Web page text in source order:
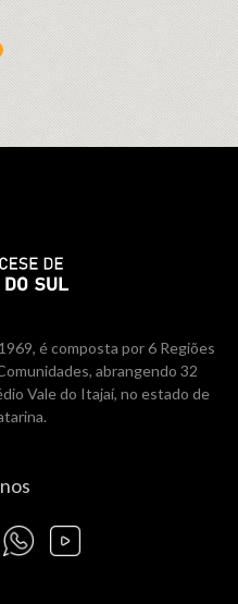
é composta por 6 Regiões
abrangendo 32
Vale do Itajaí, no estado de